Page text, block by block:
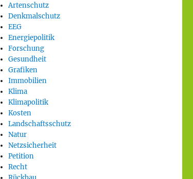
Artenschutz
Denkmalschutz
EEG
Energiepolitik
Forschung
Gesundheit
Grafiken
Immobilien
Klima
Klimapolitik
Kosten
Landschaftsschutz
Natur
Netzsicherheit
Petition
Recht